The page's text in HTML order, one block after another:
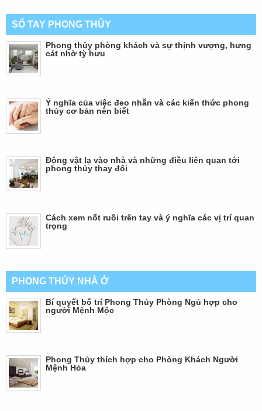
SỔ TAY PHONG THỦY
Phong thủy phòng khách và sự thịnh vượng, hưng
cát nhờ tỳ hưu
Ý nghĩa của việc đeo nhẫn và các kiến thức phong
thủy cơ bản nên biết
Động vật lạ vào nhà và những điều liên quan tới
phong thủy thay đổi
Cách xem nốt ruồi trên tay và ý nghĩa các vị trí quan
trọng
PHONG THỦY NHÀ Ở
Bí quyết bố trí Phong Thủy Phòng Ngủ hợp cho
người Mệnh Mộc
Phong Thủy thích hợp cho Phòng Khách Người
Mệnh Hỏa